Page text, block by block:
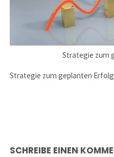
Strategie zum
Strategie zum geplanten Erfolg
SCHREIBE EINEN